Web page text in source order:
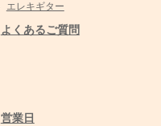
エレキギター
よくあるご質問
営業日